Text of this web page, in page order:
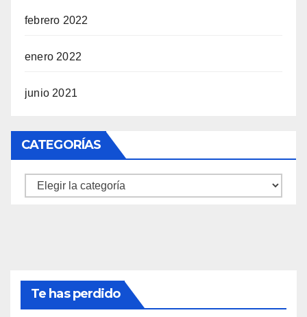
febrero 2022
enero 2022
junio 2021
CATEGORÍAS
Categorías
Te has perdido